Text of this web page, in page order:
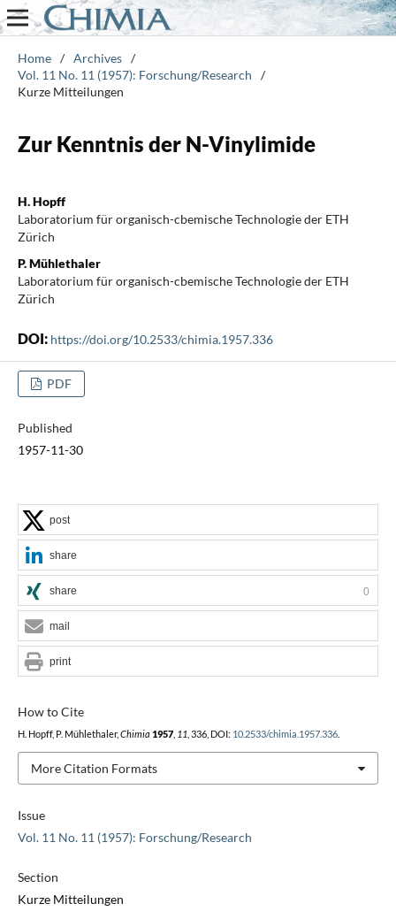
Home / Archives /
Vol. 11 No. 11 (1957): Forschung/Research
/
Kurze Mitteilungen
Zur Kenntnis der N-Vinylimide
H. Hopff
Laboratorium für organisch-cbemische Technologie der ETH
Zürich
P. Mühlethaler
Laboratorium für organisch-cbemische Technologie der ETH
Zürich
DOI: https://doi.org/10.2533/chimia.1957.336
PDF
Published
1957-11-30
Issue
Vol. 11 No. 11 (1957): Forschung/Research
Section
Kurze Mitteilungen
How to Cite
H. Hopff, P. Mühlethaler, Chimia 1957, 11 , 336, DOI: 10.2533/chimia.1957.336.
More Citation Formats
post
share
share 0
mail
print